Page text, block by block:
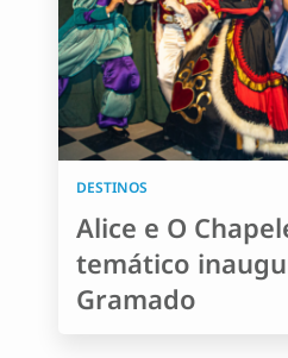
DESTINOS
Alice e O
temático
Gramado